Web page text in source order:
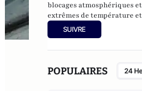
blocages atmosphériques
extrêmes de température
dans les moyennes
Research Unit (CRU) de
France sur le
processus internes au
SUIVRE
POPULAIRES 24